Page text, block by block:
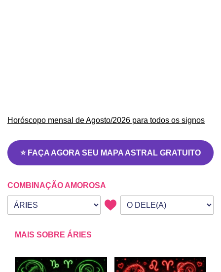
Horóscopo mensal de Agosto/2026 para todos os signos
⭐ FAÇA AGORA SEU MAPA ASTRAL GRATUITO
COMBINAÇÃO AMOROSA
Seu signo
Signo da outra pessoa
MAIS SOBRE ÁRIES